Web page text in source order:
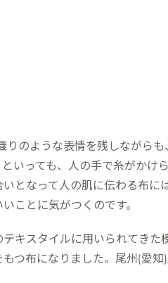
りのような表情を残しながら
いっても、人の手で糸がかけ
となって人の肌に伝わる布に
ことに気がつくのです。
キスタイルに用いられてき
つ布になりました。尾州(愛